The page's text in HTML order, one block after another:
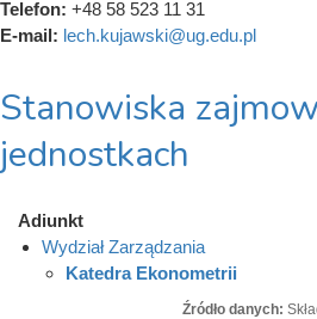
Telefon: +48 58 523 11 31
E-mail: lech.kujawski@ug.edu.pl
Stanowiska
jednostkach
Adiunkt
Wydział Zarządzania
Katedra Ekonometrii
Źródło danych: